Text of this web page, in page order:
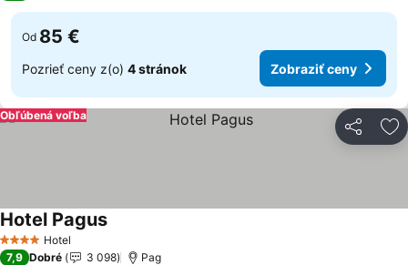
Od 85 €
Pozrieť ceny z(o) 4 stránok Zobraziť ceny
Zdieľať
Obľúbená voľba
4 Počet hviezdičiek
Hotel
Hotel PagusZobraziť ceny
7,9 Dobré 3 098 Pag